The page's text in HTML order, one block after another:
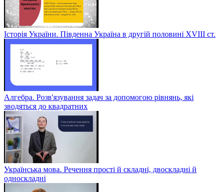
Історія України. Південна Україна в другій половині ХVІІІ ст.
Алгебра. Розв'язування задач за допомогою рівнянь, які
зводяться до квадратних
Українська мова. Речення прості й складні, двоскладні й
односкладні